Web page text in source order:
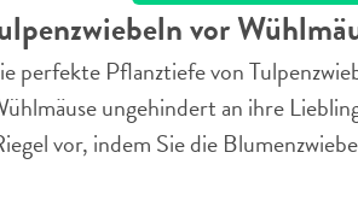
vor
perfekte Pflanztiefe von
ungehindert an ihre
vor, indem Sie die